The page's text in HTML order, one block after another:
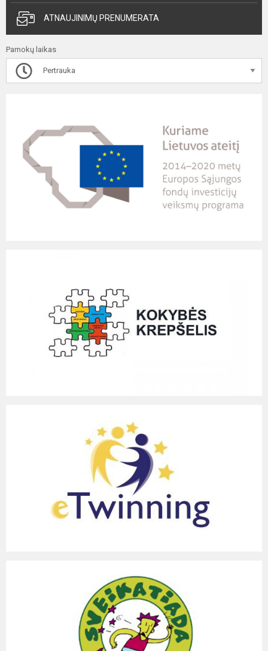
ATNAUJINIMŲ PRENUMERATA
Pamokų laikas
Pertrauka